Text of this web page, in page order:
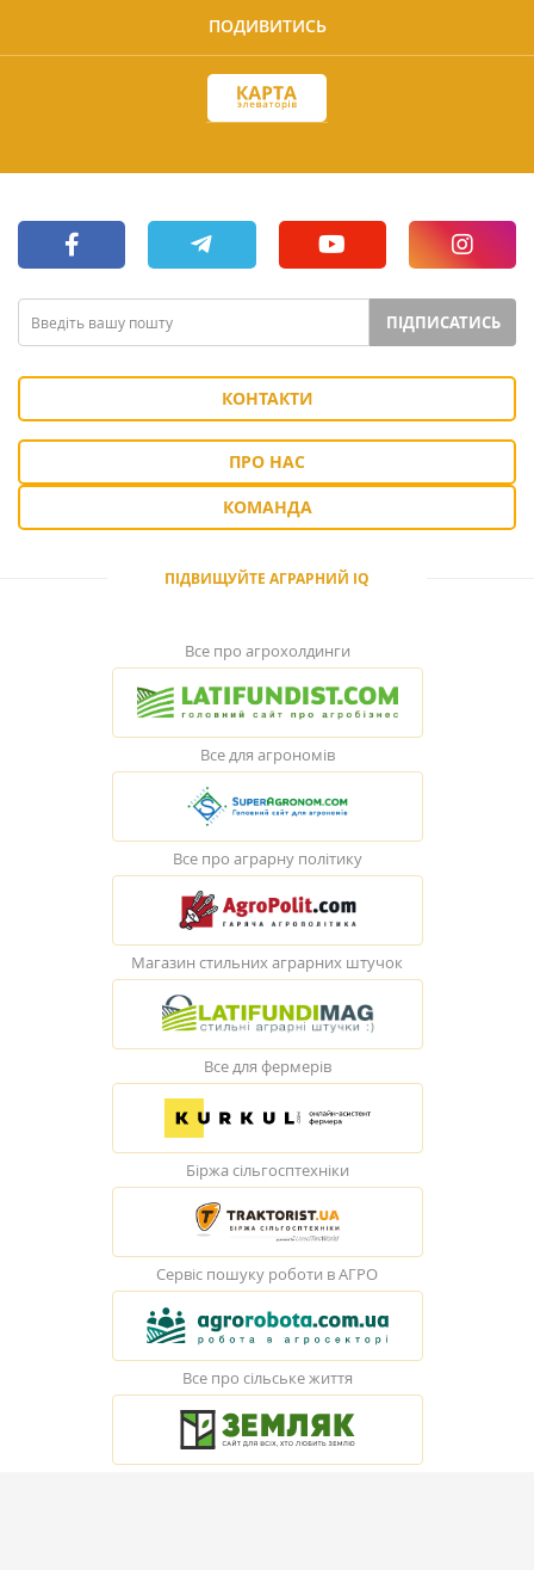
ПОДИВИТИСЬ
ПІДПИСАТИСЬ
КОНТАКТИ
ПРО НАС
КОМАНДА
ПІДВИЩУЙТЕ АГРАРНИЙ IQ
Все про агрохолдинги
Все для агрономів
Все про аграрну політику
Магазин стильних аграрних штучок
Все для фермерів
Біржа сільгосптехніки
Сервіс пошуку роботи в АГРО
Все про сільське життя